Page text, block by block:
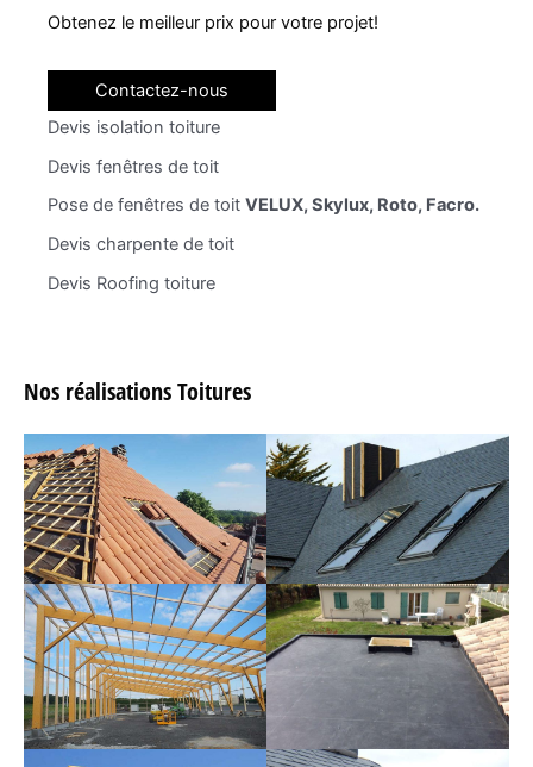
Obtenez le meilleur prix pour votre projet!
Contactez-nous
Devis isolation toiture
Devis fenêtres de toit
Pose de fenêtres de toit VELUX, Skylux, Roto, Facro.
Devis charpente de toit
Devis Roofing toiture
Nos réalisations Toitures